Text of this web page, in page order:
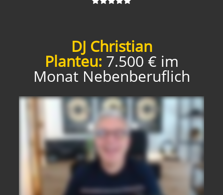
DJ Christian
Planteu: 7.500 € im
Monat Nebenberuflich